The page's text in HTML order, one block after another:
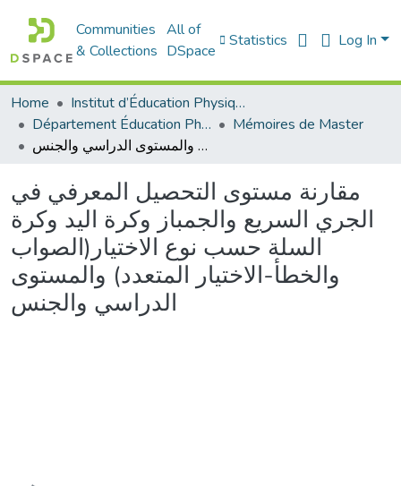
Communities
& Collections
All of
DSpace
Statistics Log In
Home
Institut d’Éducation Physique et Sportive
Département Éducation Physique et Sportive (EPS)
Mémoires de Master
مقارنة مستوى التحصيل المعرفي في الجري السريع والجمباز وكرة اليد وكرة السلة حسب نوع الاختيار(الصواب والخطأ-الاختيار المتعدد) والمستوى الدراسي والجنس
مقارنة مستوى التحصيل المعرفي في
الجري السريع والجمباز وكرة اليد وكرة
السلة حسب نوع الاختيار(الصواب
والخطأ-الاختيار المتعدد) والمستوى
الدراسي والجنس